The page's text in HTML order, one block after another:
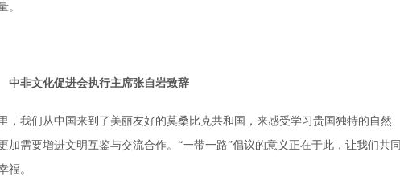
。
中非文化促进会执行主席张自岩致辞
，我们从中国来到了美丽友好的莫桑比克共和国，来感受学习贵国独特的自然
需要增进文明互鉴与交流合作。“一带一路”倡议的意义正在于此，让我们共同
福。